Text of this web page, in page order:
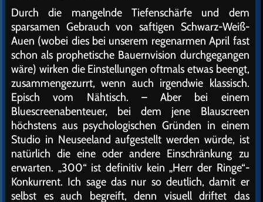
Durch die mangelnde Tiefenschärfe und dem
sparsamen Gebrauch von saftigen Schwarz-Weiß-
Auen (wobei dies bei unserem regenarmen April fast
schon als prophetische Bauernvision durchgegangen
wäre) wirken die Einstellungen oftmals etwas beengt,
zusammengezurrt, wenn auch irgendwie klassisch.
Episch vom Nähtisch. – Aber bei einem
Bluescreenabenteuer, bei dem jene Blauscreen
höchstens aus psychologischen Gründen in einem
Studio in Neuseeland aufgestellt werden würde, ist
natürlich die eine oder andere Einschränkung zu
erwarten. „300“ ist definitiv kein „Herr der Ringe“-
Konkurrent. Ich sage das nur so deutlich, damit er
selbst es auch begreift, denn visuell driftet das